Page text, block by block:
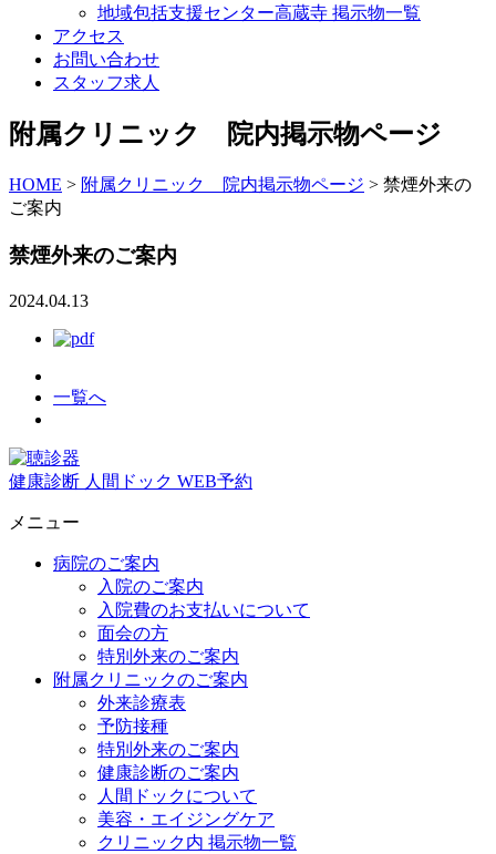
地域包括支援センター高蔵寺 掲示物一覧
アクセス
お問い合わせ
スタッフ求人
附属クリニック 院内掲示物ページ
HOME > 附属クリニック 院内掲示物ページ > 禁煙外来の
ご案内
禁煙外来のご案内
2024.04.13
一覧へ
健康診断 人間ドック WEB予約
メニュー
病院のご案内
入院のご案内
入院費のお支払いについて
面会の方
特別外来のご案内
附属クリニックのご案内
外来診療表
予防接種
特別外来のご案内
健康診断のご案内
人間ドックについて
美容・エイジングケア
クリニック内 掲示物一覧